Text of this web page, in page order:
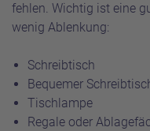
fehlen. Wichtig ist eine
wenig Ablenkung:
Schreibtisch
Bequemer
Tischlampe
Regale oder